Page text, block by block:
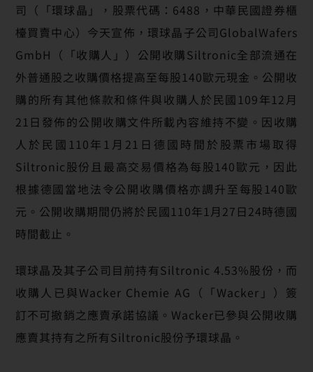
司（「環球晶」，股票代碼：6488，中華民國證券櫃
檯買賣中心）今天宣佈，環球晶子公司GlobalWafers
GmbH（「收購人」）公開收購Siltronic全部流通在
外普通股之收購價格提高至每股140歐元現金。公開收
購的所有其他條款和條件與收購人於民國109年12月
21日發佈的公開收購文件所載內容維持不變。因收購
人於民國110年1月21日德國時間於股票市場取得
Siltronic股份且最高交易價格為每股140歐元，因此
根據德國當地法令公開收購價格亦調升至每股140歐
元。公開收購期間仍將於民國110年1月27日24時德國
時間截止。
環球晶及其子公司目前持有Siltronic 4.53%股份，而
收購人已與Wacker Chemie AG（「Wacker」）簽
訂不可撤銷之應賣承諾協議。Wacker已參與公開收購
應賣其持有之所有Siltronic股份予環球晶。